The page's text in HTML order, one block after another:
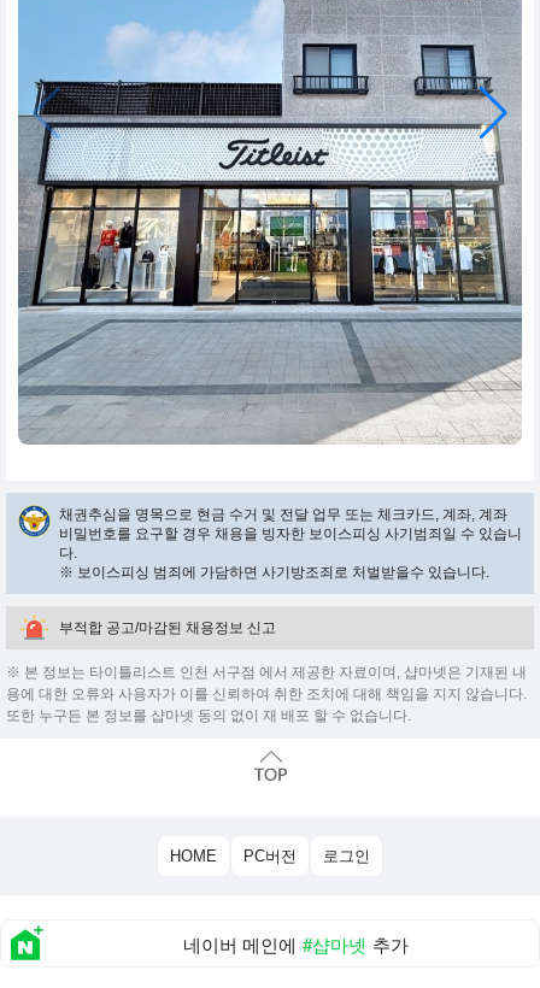
채권추심을 명목으로 현금 수거 및 전달 업무 또는 체크카드, 계좌, 계좌
비밀번호를 요구할 경우 채용을 빙자한 보이스피싱 사기범죄일 수 있습니
다.
※ 보이스피싱 범죄에 가담하면 사기방조죄로 처벌받을수 있습니다.
부적합 공고/마감된 채용정보 신고
※ 본 정보는 타이틀리스트 인천 서구점 에서 제공한 자료이며, 샵마넷은 기재된 내
용에 대한 오류와 사용자가 이를 신뢰하여 취한 조치에 대해 책임을 지지 않습니다.
또한 누구든 본 정보를 샵마넷 동의 없이 재 배포 할 수 없습니다.
HOME PC버전 로그인
네이버 메인에 #샵마넷 추가